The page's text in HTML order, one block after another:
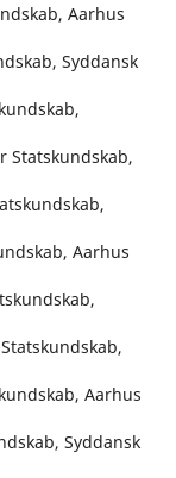
Aarhus
Syddansk
Statskundskab,
Aarhus
Aarhus
Syddansk